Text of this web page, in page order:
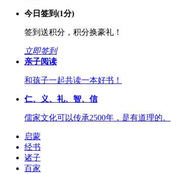
今日签到(1分)
签到送积分，积分换豪礼！
立即签到
亲子阅读
和孩子一起共读一本好书！
仁、义、礼、智、信
儒家文化可以传承2500年，是有道理的。
启蒙
经书
诸子
百家